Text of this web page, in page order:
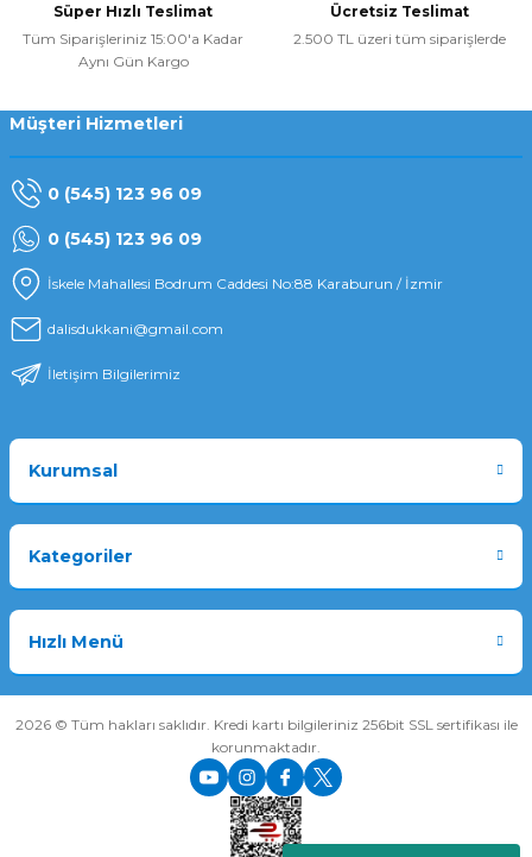
Süper Hızlı Teslimat
Tüm Siparişleriniz 15:00'a Kadar
Aynı Gün Kargo
Ücretsiz Teslimat
2.500 TL üzeri tüm siparişlerde
Müşteri Hizmetleri
0 (545) 123 96 09
0 (545) 123 96 09
İskele Mahallesi Bodrum Caddesi No:88 Karaburun / İzmir
dalisdukkani@gmail.com
İletişim Bilgilerimiz
Kurumsal
Kategoriler
Hızlı Menü
2026 © Tüm hakları saklıdır. Kredi kartı bilgileriniz 256bit SSL sertifikası ile
korunmaktadır.